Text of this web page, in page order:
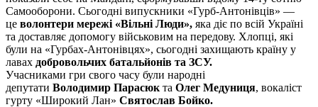
Самооборони. Сьогодні випускники «Гурб-Антонівців» —
це волонтери мережі «Вільні Люди», яка діє по всій Україні
та доставляє допомогу військовим на передову. Хлопці, які
були на «Гурбах-Антонівцях», сьогодні захищають країну у
лавах добровольчих батальйонів та ЗСУ.
Учасниками гри свого часу були народні
депутати Володимир Парасюк та Олег Медуниця, вокаліст
гурту «Широкий Лан» Святослав Бойко.